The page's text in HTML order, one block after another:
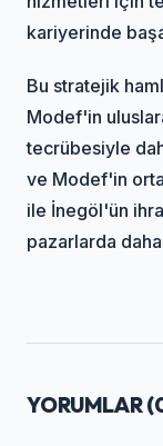
kariyerinde
Bu stratejik
Modef'in
tecrübesiyle
ve Modef'in
ile İnegöl'ün
pazarlarda
YORUMLAR (